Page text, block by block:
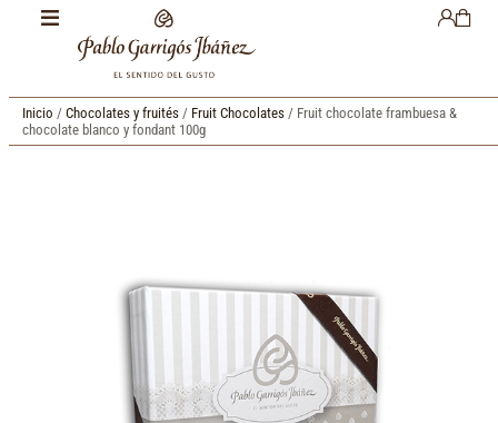
Inicio / Chocolates y fruités / Fruit Chocolates / Fruit chocolate frambuesa &
chocolate blanco y fondant 100g